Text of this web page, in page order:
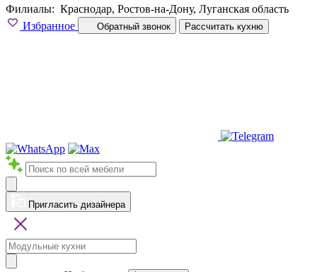
Филиалы: Краснодар, Ростов-на-Дону, Луганская область
Избранное
Обратный звонок Рассчитать кухню
Пригласить дизайнера